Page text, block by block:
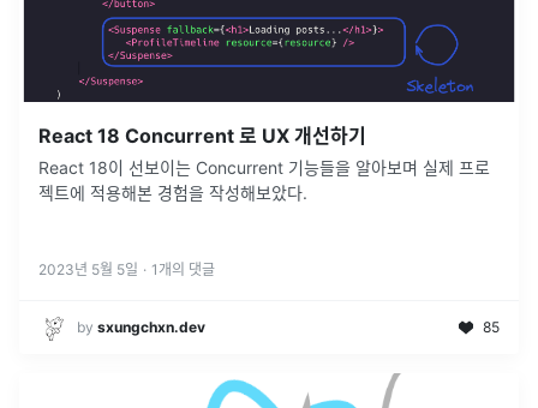
React 18 Concurrent 로 UX 개선하기
React 18이 선보이는 Concurrent 기능들을 알아보며 실제 프로
젝트에 적용해본 경험을 작성해보았다.
2023년 5월 5일 · 1 개의 댓글
by sxungchxn.dev 85